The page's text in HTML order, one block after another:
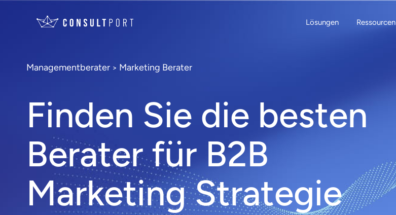
Lösungen Ressourcen
Managementberater > Marketing Berater
Finden Sie die besten
Berater für B2B
Marketing Strategie